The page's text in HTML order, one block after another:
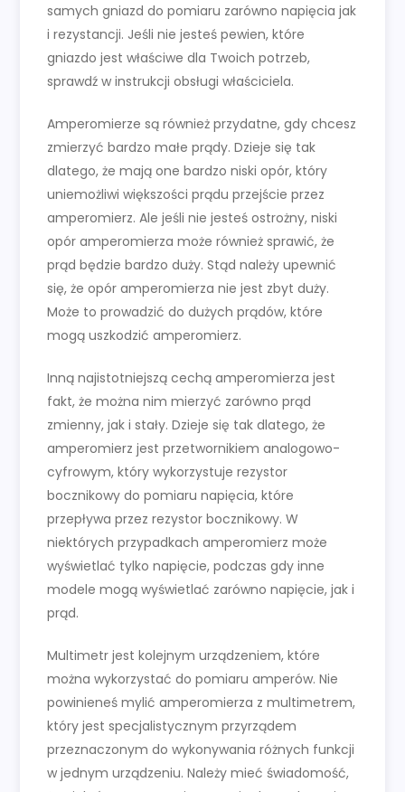
samych gniazd do pomiaru zarówno napięcia jak
i rezystancji. Jeśli nie jesteś pewien, które
gniazdo jest właściwe dla Twoich potrzeb,
sprawdź w instrukcji obsługi właściciela.
Amperomierze są również przydatne, gdy chcesz
zmierzyć bardzo małe prądy. Dzieje się tak
dlatego, że mają one bardzo niski opór, który
uniemożliwi większości prądu przejście przez
amperomierz. Ale jeśli nie jesteś ostrożny, niski
opór amperomierza może również sprawić, że
prąd będzie bardzo duży. Stąd należy upewnić
się, że opór amperomierza nie jest zbyt duży.
Może to prowadzić do dużych prądów, które
mogą uszkodzić amperomierz.
Inną najistotniejszą cechą amperomierza jest
fakt, że można nim mierzyć zarówno prąd
zmienny, jak i stały. Dzieje się tak dlatego, że
amperomierz jest przetwornikiem analogowo-
cyfrowym, który wykorzystuje rezystor
bocznikowy do pomiaru napięcia, które
przepływa przez rezystor bocznikowy. W
niektórych przypadkach amperomierz może
wyświetlać tylko napięcie, podczas gdy inne
modele mogą wyświetlać zarówno napięcie, jak i
prąd.
Multimetr jest kolejnym urządzeniem, które
można wykorzystać do pomiaru amperów. Nie
powinieneś mylić amperomierza z multimetrem,
który jest specjalistycznym przyrządem
przeznaczonym do wykonywania różnych funkcji
w jednym urządzeniu. Należy mieć świadomość,